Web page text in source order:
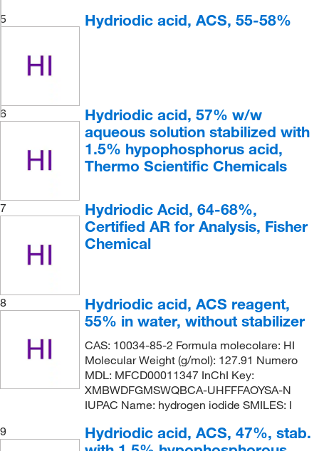
5
Hydriodic acid, ACS, 55-58%
6
Hydriodic acid, 57% w/w
aqueous solution stabilized with
1.5% hypophosphorus acid,
Thermo Scientific Chemicals
7
Hydriodic Acid, 64-68%,
Certified AR for Analysis, Fisher
Chemical
8
Hydriodic acid, ACS reagent,
55% in water, without stabilizer
CAS: 10034-85-2 Formula molecolare: HI
Molecular Weight (g/mol): 127.91 Numero
MDL: MFCD00011347 InChI Key:
XMBWDFGMSWQBCA-UHFFFAOYSA-N
IUPAC Name: hydrogen iodide SMILES: I
9
Hydriodic acid, ACS, 47%, stab.